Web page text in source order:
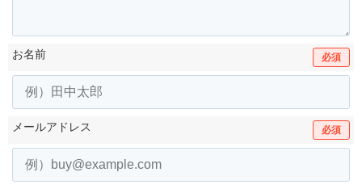
お名前 必須
メールアドレス 必須